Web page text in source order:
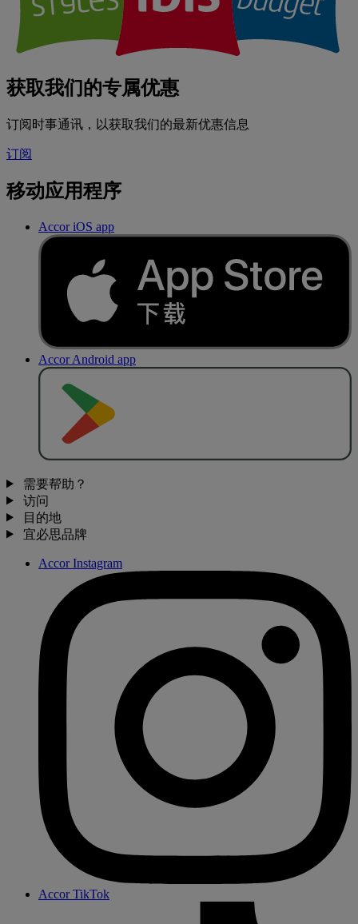
获取我们的专属优惠
订阅时事通讯，以获取我们的最新优惠信息
订阅
移动应用程序
Accor iOS app
Accor Android app
需要帮助？
访问
目的地
宜必思品牌
Accor Instagram
Accor TikTok